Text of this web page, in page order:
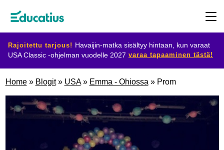
Rajoitettu tarjous! Havaijin-matka sisältyy hintaan, kun varaat
USA Classic -ohjelman vuodelle 2027 varaa tapaaminen tästä!
Ohjelmat
Home» Blogit» USA» Emma - Ohiossa » Prom